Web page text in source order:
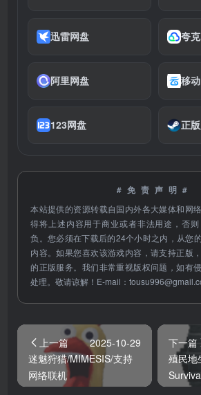
迅雷网盘 夸
阿里网盘 移
123网盘 正
#免责声明#
本站提供的资源转载自国内外各大媒体和网
得将上述内容用于商业或者非法用途，否
负。您必须在下载后的24个小时之内，从您
内容。如果您喜欢该游戏内容，请支持正版
的正版服务。我们非常重视版权问题，如有
处理。敬请谅解！E-mail：
上一篇
2025-10-29
迷魅狩猎/MIMESIS/支持
网络联机
下一篇
殖民地